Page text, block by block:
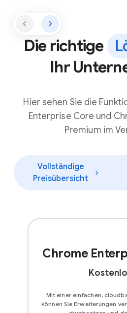
Die richtige
Ihr
Hier sehen Sie die
Enterprise Core und
Premium im
Vollständige
Preisübersicht
Chrome
Mit einer einfachen,
können Sie Erweiterungen